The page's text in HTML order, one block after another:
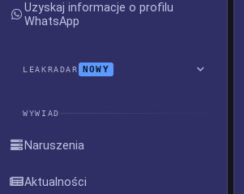
Uzyskaj informacje o profilu
WhatsApp
LEAKRADAR NOWY
WYWIAD
Naruszenia
Aktualności